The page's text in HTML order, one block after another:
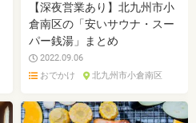
【深夜営業あり】北九州市小
倉南区の「安いサウナ・スー
パー銭湯」まとめ
2022.09.06
おでかけ
北九州市小倉南区